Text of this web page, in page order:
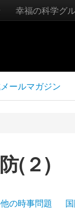
幸福の科学グ
ールマガジン
(２)
の時事問題